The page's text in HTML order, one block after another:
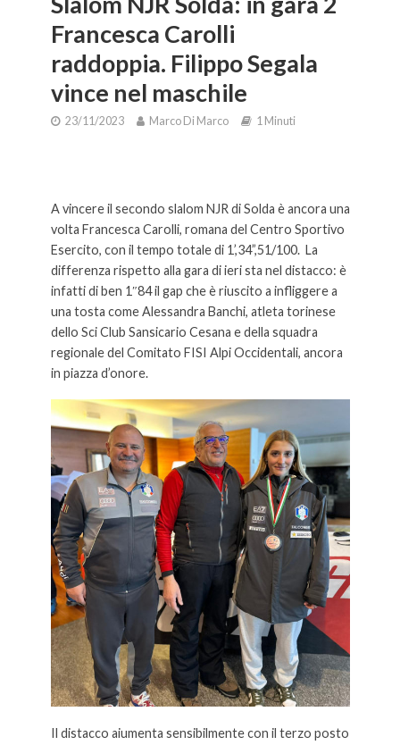
Francesca Carolli
raddoppia. Filippo Segala
vince nel maschile
23/11/2023 Marco Di Marco 1 Minuti
A vincere il secondo slalom NJR di Solda è ancora una
volta Francesca Carolli, romana del Centro Sportivo
Esercito, con il tempo totale di 1’,34”,51/100. La
differenza rispetto alla gara di ieri sta nel distacco: è
infatti di ben 1″84 il gap che è riuscito a infliggere a
una tosta come Alessandra Banchi, atleta torinese
dello Sci Club Sansicario Cesana e della squadra
regionale del Comitato FISI Alpi Occidentali, ancora
in piazza d’onore.
Il distacco aiumenta sensibilmente con il terzo posto